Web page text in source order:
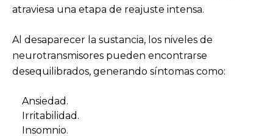
atraviesa una etapa de reajuste intensa.
Al desaparecer la sustancia, los niveles de
neurotransmisores pueden encontrarse
desequilibrados, generando síntomas como:
Ansiedad.
Irritabilidad.
Insomnio.